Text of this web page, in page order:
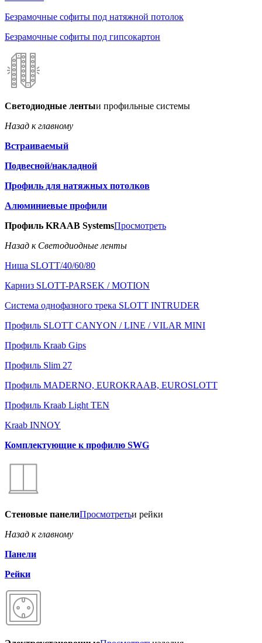
Безрамочные софиты под натяжной потолок
Безрамочные софиты под гипсокартон
Светодиодные лентыи профильные системы
Назад к главному
Встраиваемый
Подвесной/накладной
Профиль для натяжных потолков
Алюминиевые профили
Профиль KRAAB SystemsПросмотреть
Назад к Светодиодные ленты
Ниша SLOTT/40/60/80
Карниз SLOTT-PARSEK / MOTION
Система однофазного трека SLOTT INTRUDER
Профиль SLOTT CANYON / LINE / VILAR MINI
Профиль Kraab Gips
Профиль Slim 27
Профиль MADERNO, EUROKRAAB, EUROSLOTT
Профиль Kraab Light TEN
Kraab INNOY
Комплектующие к профилю SWG
Стеновые панелиПросмотретьи рейки
Назад к главному
Панели
Рейки